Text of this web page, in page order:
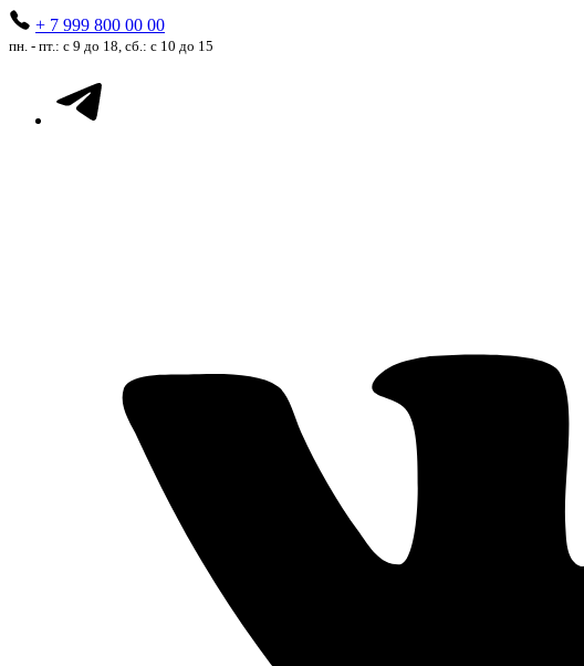
+ 7 999 800 00 00
пн. - пт.: с 9 до 18, сб.: с 10 до 15